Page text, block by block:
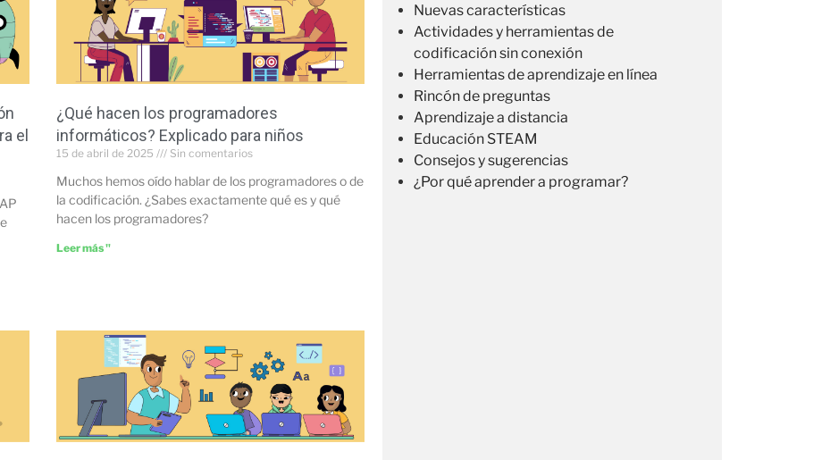
el
¿Qué hacen los programadores
informáticos? Explicado para niños
15 de abril de 2025 Sin comentarios
Muchos hemos oído hablar de los programadores o de
la codificación. ¿Sabes exactamente qué es y qué
hacen los programadores?
Leer más "
Nuevas características
Actividades y herramientas de
codificación sin conexión
Herramientas de aprendizaje en línea
Rincón de preguntas
Aprendizaje a distancia
Educación STEAM
Consejos y sugerencias
¿Por qué aprender a programar?